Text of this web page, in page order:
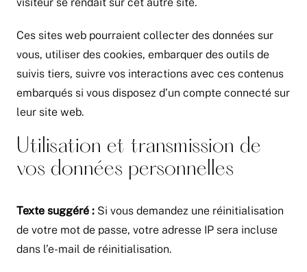
Ces sites web pourraient collecter des données sur
vous, utiliser des cookies, embarquer des outils de
suivis tiers, suivre vos interactions avec ces contenus
embarqués si vous disposez d’un compte connecté sur
leur site web.
Utilisation et transmission de
vos données personnelles
Texte suggéré : Si vous demandez une réinitialisation
de votre mot de passe, votre adresse IP sera incluse
dans l’e-mail de réinitialisation.